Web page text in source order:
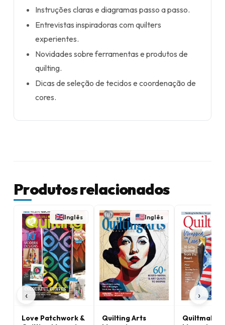
Instruções claras e diagramas passo a passo.
Entrevistas inspiradoras com quilters
experientes.
Novidades sobre ferramentas e produtos de
quilting.
Dicas de seleção de tecidos e coordenação de
cores.
Produtos relacionados
‹
Inglês
Love Patchwork &
Inglês
Quilting Arts
Quiltmaker
›